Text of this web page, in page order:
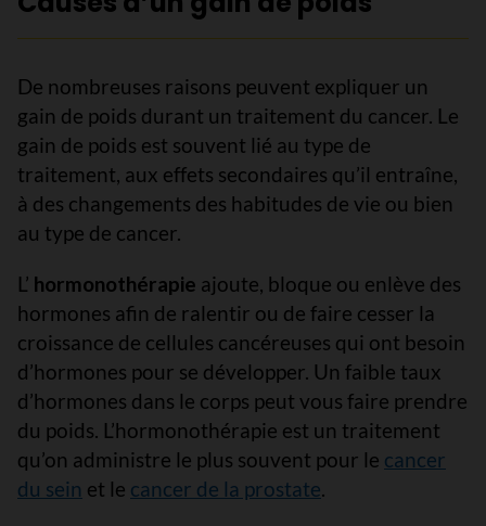
De nombreuses raisons peuvent expliquer un
gain de poids durant un traitement du cancer. Le
gain de poids est souvent lié au type de
traitement, aux effets secondaires qu’il entraîne,
à des changements des habitudes de vie ou bien
au type de cancer.
L’ hormonothérapie ajoute, bloque ou enlève des
hormones afin de ralentir ou de faire cesser la
croissance de cellules cancéreuses qui ont besoin
d’hormones pour se développer. Un faible taux
d’hormones dans le corps peut vous faire prendre
du poids. L’hormonothérapie est un traitement
qu’on administre le plus souvent pour le cancer
du sein et le cancer de la prostate.